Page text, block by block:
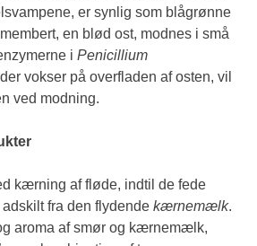
er synlig som blågrønne
en blød ost, modnes i små
i Penicillium
vokser på overfladen af osten, vil
ved modning.
kærning af fløde, indtil de fede
fra den flydende kærnemælk.
aroma af smør og kærnemælk,